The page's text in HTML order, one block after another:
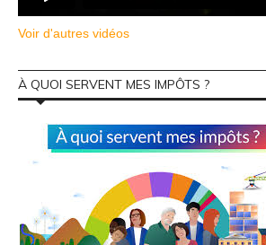
Voir d'autres vidéos
À QUOI SERVENT MES IMPÔTS ?